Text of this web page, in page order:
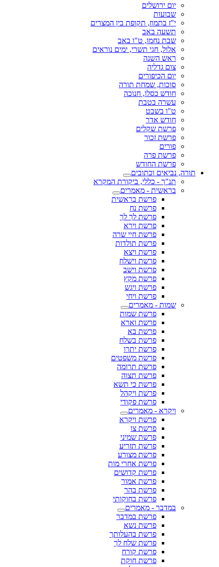
יום ירושלים
שבועות
י"ז בתמוז, תקופת בין המצרים
תשעה באב
שבת נחמו, ט"ו באב
אלול, חגי תשרי, ימים נוראים
ראש השנה
צום גדליה
יום הכיפורים
סוכות, שמחת תורה
חודש כסלו, חנוכה
עשרה בטבת
ט"ו בשבט
חודש אדר
פרשת שקלים
פרשת זכור
פורים
פרשת פרה
פרשת החודש
תורה, נביאים וכתובים
תנ"ך - כללי, ביקורת המקרא
בראשית - מאמרים
פרשת בראשית
פרשת נח
פרשת לך לך
פרשת וירא
פרשת חיי שרה
פרשת תולדות
פרשת ויצא
פרשת וישלח
פרשת וישב
פרשת מקץ
פרשת ויגש
פרשת ויחי
שמות - מאמרים
פרשת שמות
פרשת וארא
פרשת בא
פרשת בשלח
פרשת יתרו
פרשת משפטים
פרשת תרומה
פרשת תצוה
פרשת כי תשא
פרשת ויקהל
פרשת פקודי
ויקרא - מאמרים
פרשת ויקרא
פרשת צו
פרשת שמיני
פרשת תזריע
פרשת מצורע
פרשת אחרי מות
פרשת קדושים
פרשת אמור
פרשת בהר
פרשת בחוקותי
במדבר - מאמרים
פרשת במדבר
פרשת נשא
פרשת בהעלותך
פרשת שלח לך
פרשת קורח
פרשת חוקת